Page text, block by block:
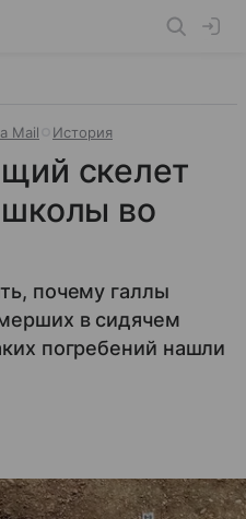
Mail История
скелет
во
почему галлы
в сидячем
погребений нашли